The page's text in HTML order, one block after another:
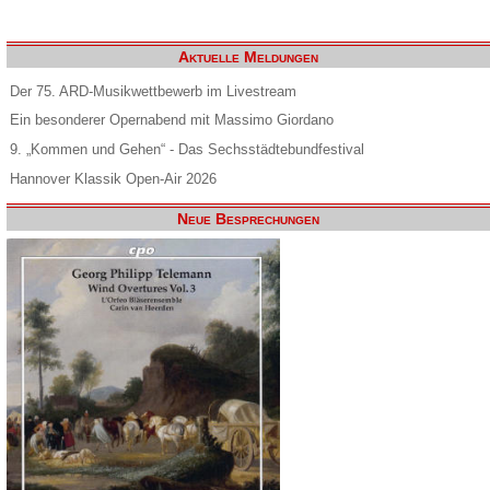
Aktuelle Meldungen
Der 75. ARD-Musikwettbewerb im Livestream
Ein besonderer Opernabend mit Massimo Giordano
9. „Kommen und Gehen“ - Das Sechsstädtebundfestival
Hannover Klassik Open-Air 2026
Neue Besprechungen